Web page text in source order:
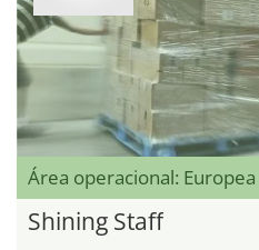
Área operacional: Europea
Shining Staff